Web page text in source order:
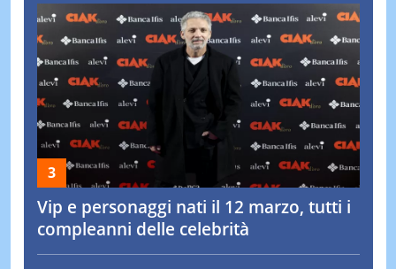
Vip e personaggi nati il 12 marzo, tutti i
compleanni delle celebrità